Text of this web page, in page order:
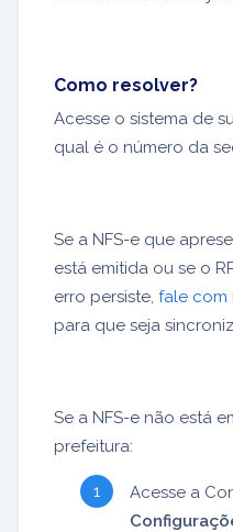
Como resolver?
Acesse o sistema de
qual é o número da
Se a NFS-e que
está emitida ou se o
erro persiste, fale com
para que seja
Se a NFS-e não está
prefeitura:
Acesse a